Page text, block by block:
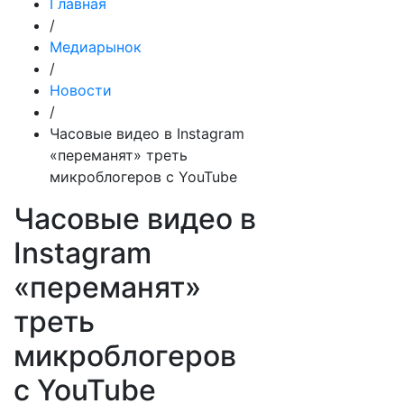
Главная
/
Медиарынок
/
Новости
/
Часовые видео в Instagram
«переманят» треть
микроблогеров с YouTube
Часовые видео в
Instagram
«переманят»
треть
микроблогеров
с YouTube